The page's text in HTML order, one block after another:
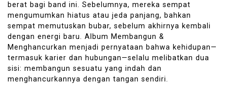
berat bagi band ini. Sebelumnya, mereka sempat
mengumumkan hiatus atau jeda panjang, bahkan
sempat memutuskan bubar, sebelum akhirnya kembali
dengan energi baru. Album Membangun &
Menghancurkan menjadi pernyataan bahwa kehidupan—
termasuk karier dan hubungan—selalu melibatkan dua
sisi: membangun sesuatu yang indah dan
menghancurkannya dengan tangan sendiri.